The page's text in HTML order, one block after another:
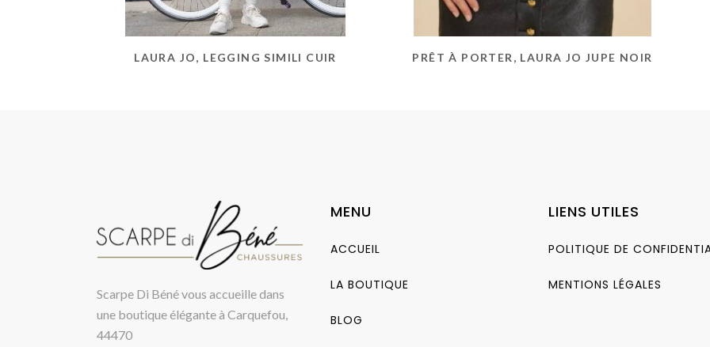
LAURA JO, LEGGING SIMILI CUIR PRÊT À PORTER, LAURA JO JUPE NOIR
Scarpe Di Béné vous accueille dans
une boutique élégante à Carquefou,
44470
MENU
ACCUEIL
LA BOUTIQUE
BLOG
LIENS UTILES
POLITIQUE DE
MENTIONS LÉGALES